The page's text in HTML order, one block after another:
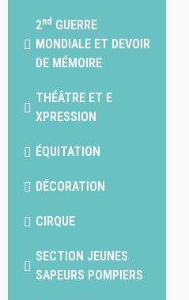
2nd GUERRE
MONDIALE ET DEVOIR
DE MÉMOIRE
THÉÂTRE ET E
XPRESSION
ÉQUITATION
DÉCORATION
CIRQUE
SECTION JEUNES
SAPEURS POMPIERS